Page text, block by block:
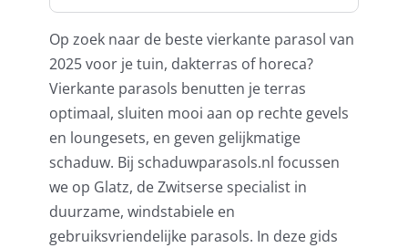
Glatz Vita Collectie
Glatz parasoldoeken
Glatz stofstalen collectie Sampleboeken
Umbrosa en Paraflex parasoldoeken
Op zoek naar de beste vierkante parasol van
2025 voor je tuin, dakterras of horeca?
Vierkante parasols benutten je terras
optimaal, sluiten mooi aan op rechte gevels
en loungesets, en geven gelijkmatige
schaduw. Bij schaduwparasols.nl focussen
we op Glatz, de Zwitserse specialist in
duurzame, windstabiele en
gebruiksvriendelijke parasols. In deze gids